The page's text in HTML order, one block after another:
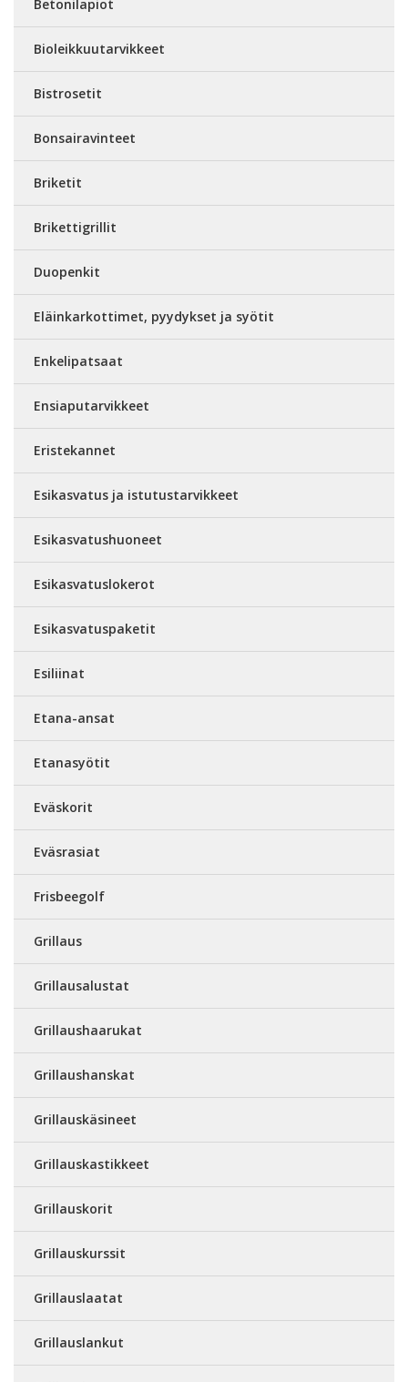
Betonilapiot
Bioleikkuutarvikkeet
Bistrosetit
Bonsairavinteet
Briketit
Brikettigrillit
Duopenkit
Eläinkarkottimet, pyydykset ja syötit
Enkelipatsaat
Ensiaputarvikkeet
Eristekannet
Esikasvatus ja istutustarvikkeet
Esikasvatushuoneet
Esikasvatuslokerot
Esikasvatuspaketit
Esiliinat
Etana-ansat
Etanasyötit
Eväskorit
Eväsrasiat
Frisbeegolf
Grillaus
Grillausalustat
Grillaushaarukat
Grillaushanskat
Grillauskäsineet
Grillauskastikkeet
Grillauskorit
Grillauskurssit
Grillauslaatat
Grillauslankut